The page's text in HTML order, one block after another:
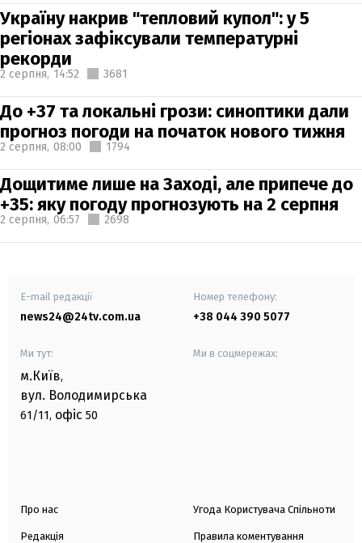
Україну накрив "тепловий купол": у 5
регіонах зафіксували температурні
рекорди
2 серпня, 14:52 3681
До +37 та локальні грози: синоптики дали
прогноз погоди на початок нового тижня
2 серпня, 08:00 1794
Дощитиме лише на Заході, але припече до
+35: яку погоду прогнозують на 2 серпня
2 серпня, 06:57 2698
E-mail редакції
news24@24tv.com.ua
Номер телефону:
+38 044 390 5077
Ми тут:
м.Київ,
вул. Володимирська
61/11, офіс 50
Ми в соцмережах:
Про нас
Редакція
Угода Користувача Спільноти
Правила коментування